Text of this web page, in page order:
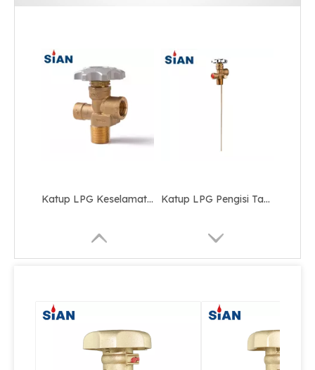
Katup LPG Keselamatan Silinder Gas Seng Kuningan Katup LPG Pengisi Tangki Penarikan Cairan Paduan Kuningan